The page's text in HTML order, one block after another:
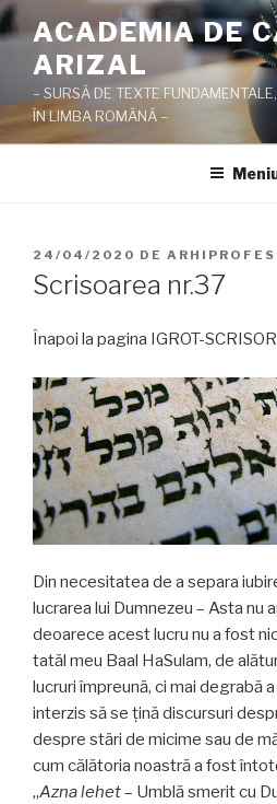
Sari
la
conținut
ACADEMIA DE
ARIZAL
– SURSĂ DE TEXTE
ÎN LIMBA ROMÂNĂ –
PUBLICAT
PE
24/04/2020 DE
Scrisoarea nr.37
Înapoi la pagina IGROT-
Din necesitatea de a separa
lucrarea lui Dumnezeu – Asta nu
deoarece acest lucru nu a fost
tatăl meu Baal HaSulam, de
lucruri împreună, ci mai degrabă
interzis să se țină discursuri
despre stări de micime sau de
cum călătoria noastră a fost
„Azna lehet– Umblă smerit cu